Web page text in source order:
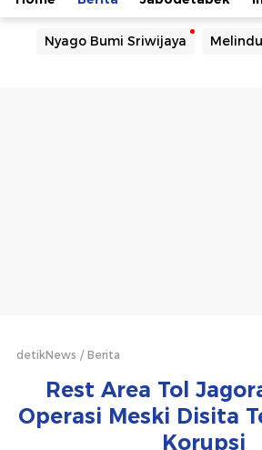
Nyago Bumi Sriwijaya
detikNews Berita
Rest Area Tol
Operasi Meski Disita
Korupsi